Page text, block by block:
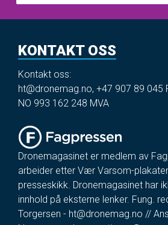
KONTAKT OSS
Kontakt oss:
ht@dronemag.no, +47 907 89 045
NO 993 162 248 MVA
Dronemagasinet er medlem av
arbeider etter Vær Varsom-
presseskikk. Dronemagasinet har
innhold på eksterne lenker. Fung.
Torgersen - ht@dronemag.no //